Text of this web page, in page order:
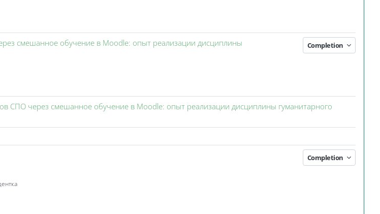
смешанное обучение в Moodle: опыт реализации дисциплины
Completion
СПО через смешанное обучение в Moodle: опыт реализации дисциплины гуманитарного
Completion